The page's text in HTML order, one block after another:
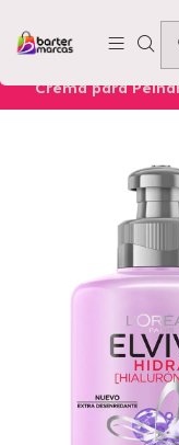
Emprende
Nuestros
Crema para